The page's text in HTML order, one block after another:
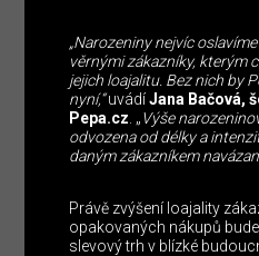
„Narozeniny nejvíc
věrnými zákazníky, kterým
jejich loajalitu. Bez nich by
nyní,“uvádíJana Bačová,
Pepa.cz . „Výše
odvozena od délky a
daným zákazníkem
Právě zvýšení loajality
opakovaných nákupů
slevový trh v blízké